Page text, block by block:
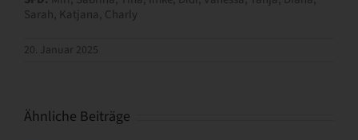
Sarah, Katjana, Charly
20. Januar 2025
Ähnliche Beiträge